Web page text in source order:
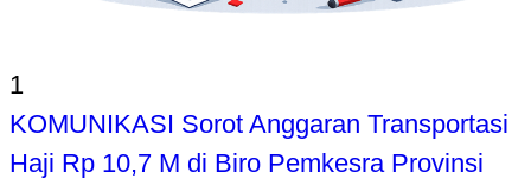
1
KOMUNIKASI Sorot Anggaran Transportasi
Haji Rp 10,7 M di Biro Pemkesra Provinsi